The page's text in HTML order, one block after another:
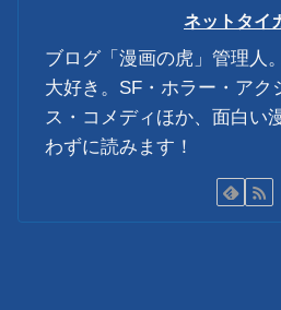
ネットタイ
ブログ「漫画の虎」管理人
大好き。SF・ホラー・アク
ス・コメディほか、面白い
わずに読みます！